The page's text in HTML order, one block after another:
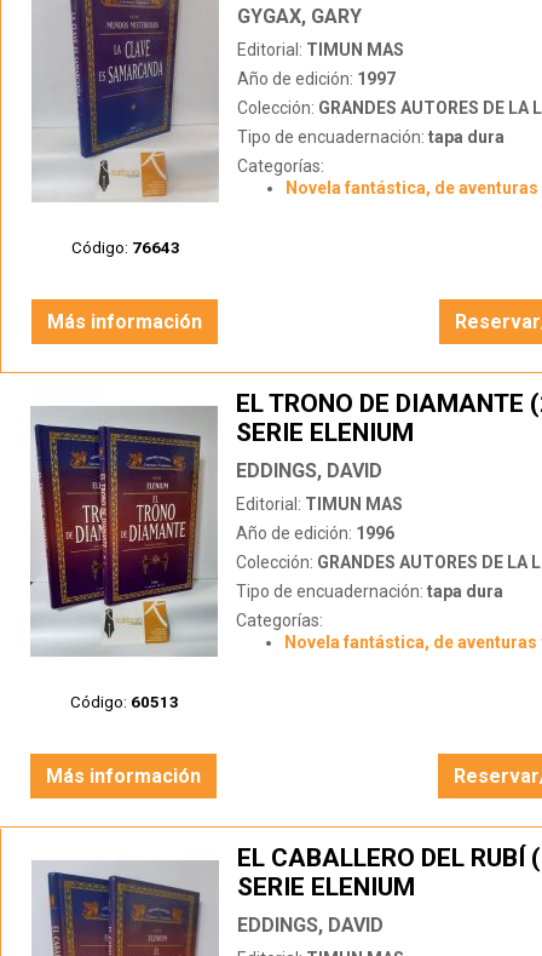
Código: 76643
GYGAX, GARY
Editorial: TIMUN MAS
Año de edición: 1997
Colección: GRANDES AUTORES DE LA
Tipo de encuadernación: tapa dura
Categorías:
Novela fantástica, de aventuras
Más información
Código: 60513
EL TRONO DE DIAMANTE
SERIE ELENIUM
EDDINGS, DAVID
Editorial: TIMUN MAS
Año de edición: 1996
Colección: GRANDES AUTORES DE LA
Tipo de encuadernación: tapa dura
Categorías:
Novela fantástica, de aventuras
Más información
EL CABALLERO DEL RUBÍ
SERIE ELENIUM
EDDINGS, DAVID